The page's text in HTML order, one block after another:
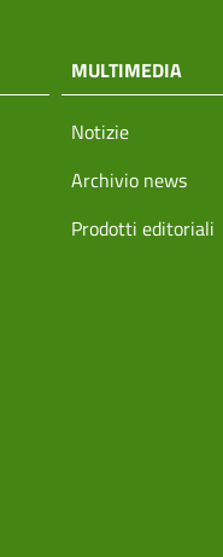
MULTIMEDIA
Notizie
Archivio news
Prodotti editoriali